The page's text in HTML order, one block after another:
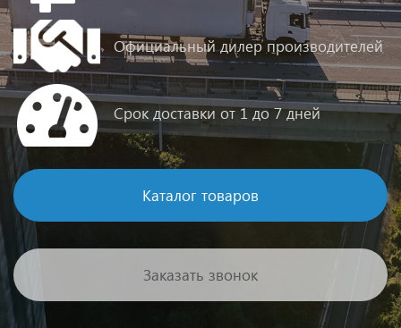
Официальный дилер производителей
Срок доставки от 1 до 7 дней
Каталог товаров
Заказать звонок